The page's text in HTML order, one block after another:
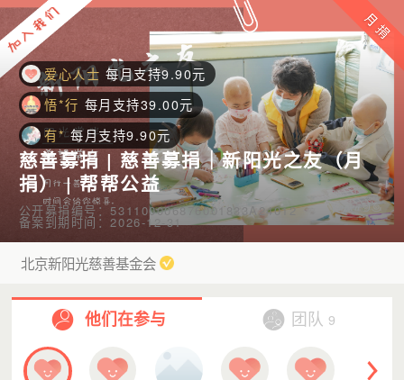
爱心人士 每月支持10.00元
爱心人士
每月支持9.90元
悟*行 每月支持39.00元
有* 每月支持9.90元
z* 每月支持10.00元
人*****险
每月支持9.90元
Y* 每月支持1.00元
爱心人士 每月支持30.00元
蚂*2 每月支持10.00元
y* 每月支持9.90元
谢*
每月支持9.90元
慈善募捐 | 慈善募捐｜新阳光之友（月
捐） | 帮帮公益
公开募捐编号：531100006876001833A24012
备案到期时间：2026-12-31
北京新阳光慈善基金会
他们在参与 团队 9